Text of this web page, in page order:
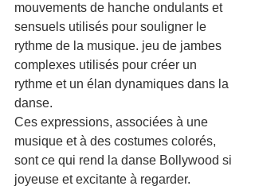
mouvements de hanche ondulants et
sensuels utilisés pour souligner le
rythme de la musique. jeu de jambes
complexes utilisés pour créer un
rythme et un élan dynamiques dans la
danse.
Ces expressions, associées à une
musique et à des costumes colorés,
sont ce qui rend la danse Bollywood si
joyeuse et excitante à regarder.